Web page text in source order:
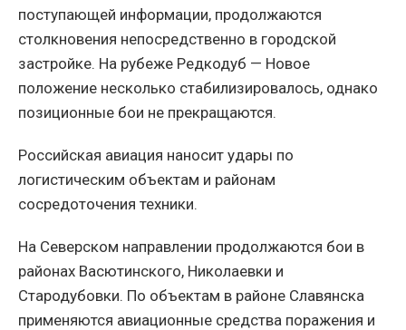
поступающей информации, продолжаются
столкновения непосредственно в городской
застройке. На рубеже Редкодуб — Новое
положение несколько стабилизировалось, однако
позиционные бои не прекращаются.
Российская авиация наносит удары по
логистическим объектам и районам
сосредоточения техники.
На Северском направлении продолжаются бои в
районах Васютинского, Николаевки и
Стародубовки. По объектам в районе Славянска
применяются авиационные средства поражения и